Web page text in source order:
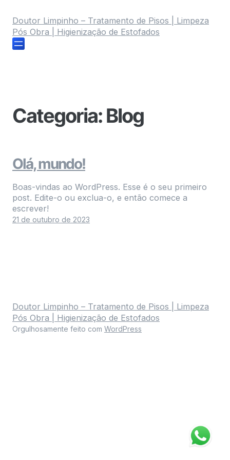
Doutor Limpinho – Tratamento de Pisos | Limpeza
Pós Obra | Higienização de Estofados
Categoria:Blog
Olá, mundo!
Boas-vindas ao WordPress. Esse é o seu primeiro
post. Edite-o ou exclua-o, e então comece a
escrever!
21 de outubro de 2023
Doutor Limpinho – Tratamento de Pisos | Limpeza
Pós Obra | Higienização de Estofados
Orgulhosamente feito com WordPress